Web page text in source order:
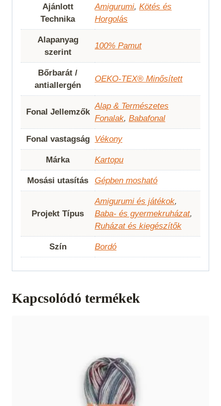
Ajánlott
Technika
Amigurumi, Kötés és
Horgolás
Alapanyag
szerint
100% Pamut
Bőrbarát /
antiallergén
OEKO-TEX® Minősített
Fonal Jellemzők
Alap & Természetes
Fonalak, Babafonal
Fonal vastagság Vékony
Márka Kartopu
Mosási utasítás Gépben mosható
Projekt Típus
Amigurumi és játékok,
Baba- és gyermekruházat,
Ruházat és kiegészítők
Szín Bordó
Kapcsolódó termékek